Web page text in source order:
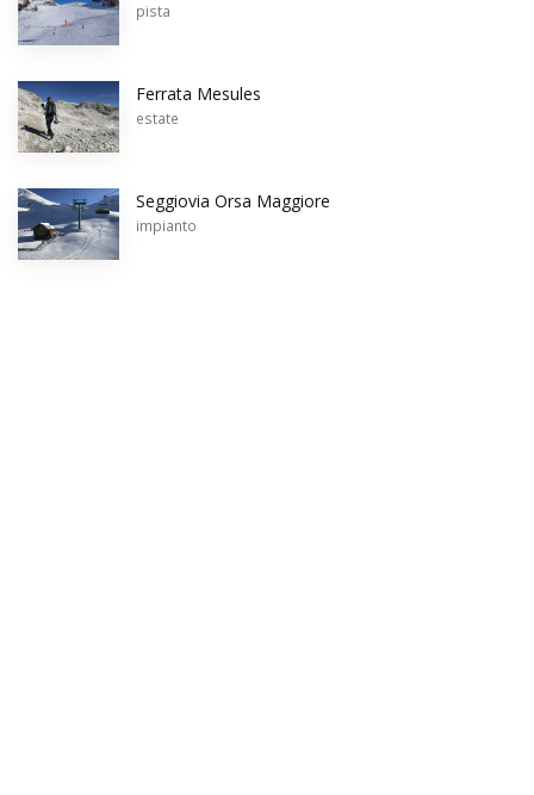
pista
Ferrata Mesules
estate
Seggiovia Orsa Maggiore
impianto